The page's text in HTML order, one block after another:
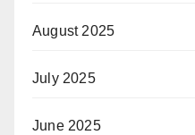
August 2025
July 2025
June 2025